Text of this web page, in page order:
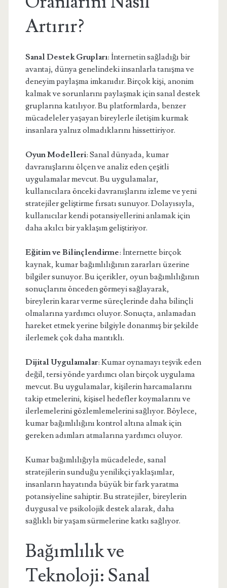
Artırır?
Sanal Destek Grupları: İnternetin sağladığı bir
avantaj, dünya genelindeki insanlarla tanışma ve
deneyim paylaşma imkanıdır. Birçok kişi, anonim
kalmak ve sorunlarını paylaşmak için sanal destek
gruplarına katılıyor. Bu platformlarda, benzer
mücadeleler yaşayan bireylerle iletişim kurmak
insanlara yalnız olmadıklarını hissettiriyor.
Oyun Modelleri: Sanal dünyada, kumar
davranışlarını ölçen ve analiz eden çeşitli
uygulamalar mevcut. Bu uygulamalar,
kullanıcılara önceki davranışlarını izleme ve yeni
stratejiler geliştirme fırsatı sunuyor. Dolayısıyla,
kullanıcılar kendi potansiyellerini anlamak için
daha akılcı bir yaklaşım geliştiriyor.
Eğitim ve Bilinçlendirme: İnternette birçok
kaynak, kumar bağımlılığının zararları üzerine
bilgiler sunuyor. Bu içerikler, oyun bağımlılığının
sonuçlarını önceden görmeyi sağlayarak,
bireylerin karar verme süreçlerinde daha bilinçli
olmalarına yardımcı oluyor. Sonuçta, anlamadan
hareket etmek yerine bilgiyle donanmış bir şekilde
ilerlemek çok daha mantıklı.
Dijital Uygulamalar: Kumar oynamayı teşvik eden
değil, tersi yönde yardımcı olan birçok uygulama
mevcut. Bu uygulamalar, kişilerin harcamalarını
takip etmelerini, kişisel hedefler koymalarını ve
ilerlemelerini gözlemlemelerini sağlıyor. Böylece,
kumar bağımlılığını kontrol altına almak için
gereken adımları atmalarına yardımcı oluyor.
Kumar bağımlılığıyla mücadelede, sanal
stratejilerin sunduğu yenilikçi yaklaşımlar,
insanların hayatında büyük bir fark yaratma
potansiyeline sahiptir. Bu stratejiler, bireylerin
duygusal ve psikolojik destek alarak, daha
sağlıklı bir yaşam sürmelerine katkı sağlıyor.
Bağımlılık ve
Teknoloji: Sanal